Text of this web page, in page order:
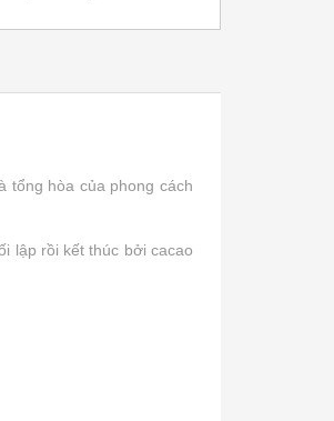
tổng hòa của phong cách
lập rồi kết thúc bởi cacao